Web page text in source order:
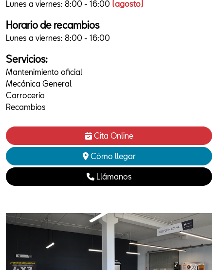
Lunes a viernes: 8:00 - 16:00 (agosto)
Horario de recambios
Lunes a viernes: 8:00 - 16:00
Servicios:
Mantenimiento oficial
Mecánica General
Carrocería
Recambios
Cita Online
Cómo llegar
Llámanos